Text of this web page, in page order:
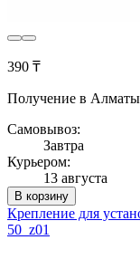
390 ₸
Получение в
Самовывоз:
Завтра
Курьером:
13 августа
В корзину
Крепление для
50_z01